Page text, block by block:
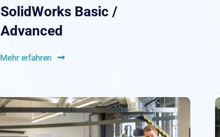
SolidWorks Basic /
Advanced
Mehr erfahren